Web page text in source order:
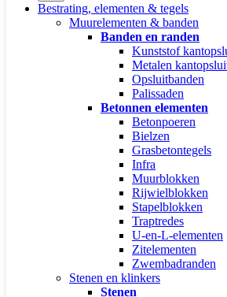
Bestrating, elementen & tegels
Muurelementen & banden
Banden en randen
Kunststof
Metalen
Opsluitbanden
Palissaden
Betonnen elementen
Betonpoeren
Bielzen
Grasbetontegels
Infra
Muurblokken
Rijwielblokken
Stapelblokken
Traptredes
U-en-L-elementen
Zitelementen
Zwembadranden
Stenen en klinkers
Stenen